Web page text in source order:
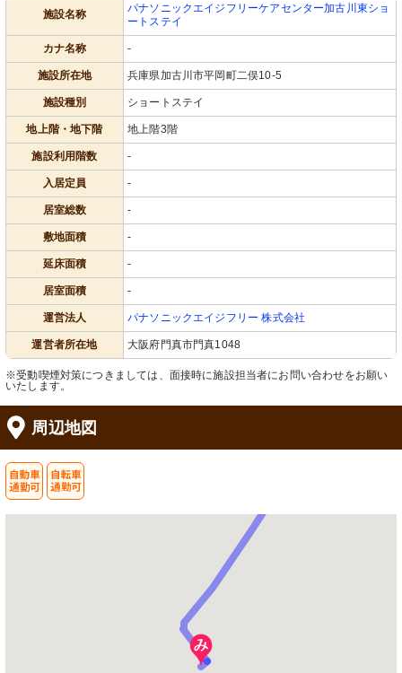
施設名称
パナソニックエイジフリーケアセンター加古川東ショ
ートステイ
カナ名称 -
施設所在地 兵庫県加古川市平岡町二俣10-5
施設種別 ショートステイ
地上階・地下階 地上階3階
施設利用階数 -
入居定員 -
居室総数 -
敷地面積 -
延床面積 -
居室面積 -
運営法人 パナソニックエイジフリー 株式会社
運営者所在地 大阪府門真市門真1048
※受動喫煙対策につきましては、面接時に施設担当者にお問い合わせをお願い
いたします。
周辺地図